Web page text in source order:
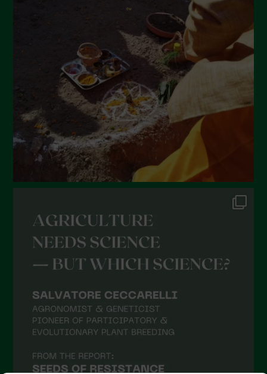
Aprile 2022
Febbraio 2022
Gennaio 2022
Dicembre 2021
Novembre 2021
Settembre 2021
Agosto 2021
Luglio 2021
Aprile 2021
Febbraio 2021